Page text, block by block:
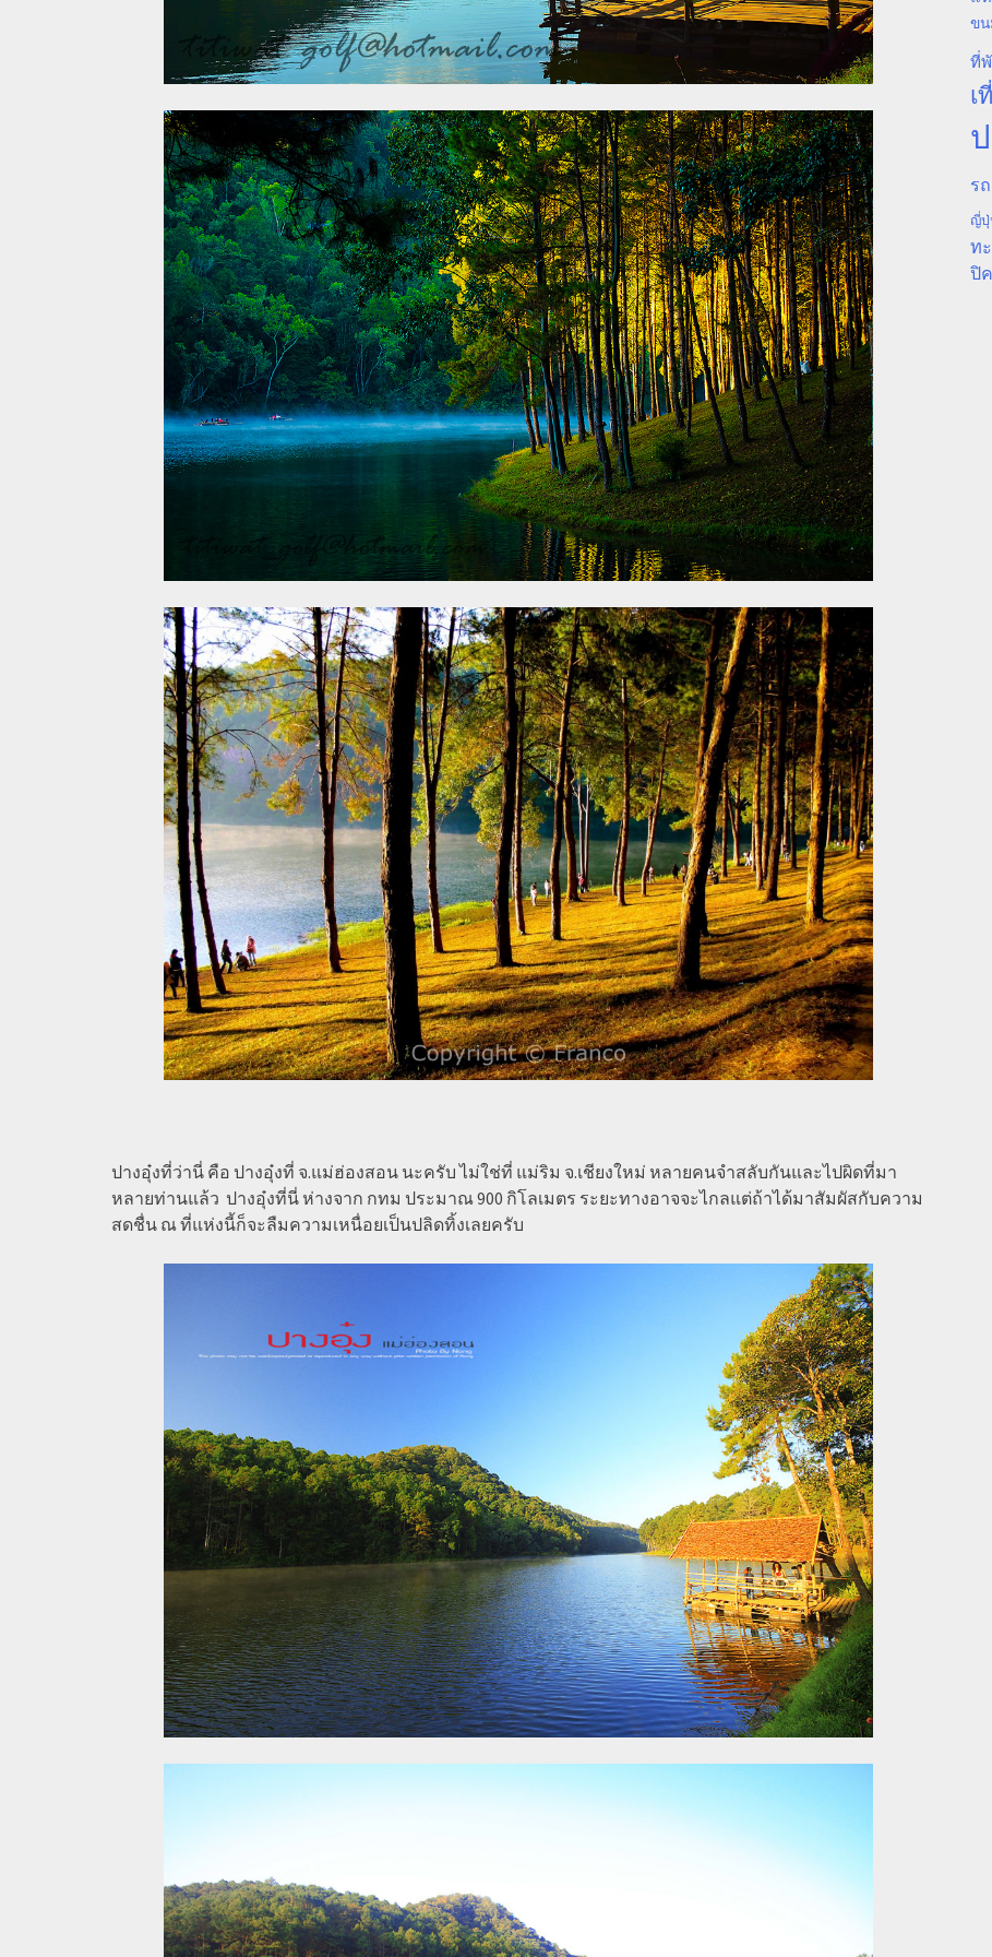
ปางอุ๋งที่ว่านี่ คือ ปางอุ๋งที่ จ.แม่ฮ่องสอน นะครับ ไม่ใช่ที่ แม่ริม จ.เชียงใหม่ หลายคนจำสลับกันและไปผิดที่มา
หลายท่านแล้ว ปางอุ๋งที่นี่ ห่างจาก กทม ประมาณ 900 กิโลเมตร ระยะทางอาจจะไกลแต่ถ้าได้มาสัมผัสกับความ
สดชื่น ณ ที่แห่งนี้ก็จะลืมความเหนื่อยเป็นปลิดทิ้งเลยครับ
ข
ที่
เ
ร
ญี่ปุ่
ท
ปิ